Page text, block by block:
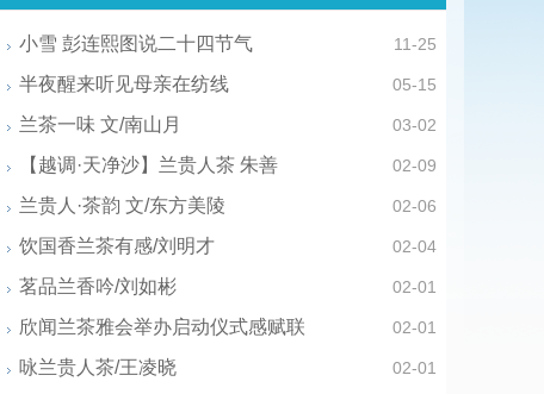
11-25
小雪 彭连熙图说二十四节气
05-15
半夜醒来听见母亲在纺线
03-02
兰茶一味 文/南山月
02-09
【越调·天净沙】兰贵人茶 朱善
02-06
兰贵人·茶韵 文/东方美陵
02-04
饮国香兰茶有感/刘明才
02-01
茗品兰香吟/刘如彬
02-01
欣闻兰茶雅会举办启动仪式感赋联
02-01
咏兰贵人茶/王凌晓